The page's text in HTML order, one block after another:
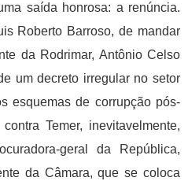
saída honrosa: a renúncia.
Roberto Barroso, de mandar
da Rodrimar, Antônio Celso
um decreto irregular no setor
esquemas de corrupção pós-
Temer, inevitavelmente,
geral da República,
da Câmara, que se coloca